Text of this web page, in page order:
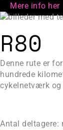
Mere info her
R80
Denne rute er
hundrede
cykelnetværk og
Antal deltagere: